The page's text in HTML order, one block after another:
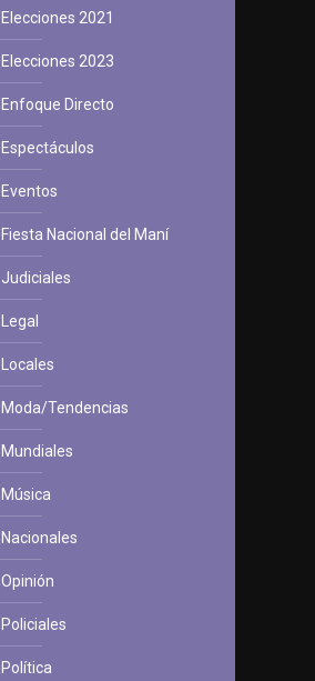
Elecciones 2021
Elecciones 2023
Enfoque Directo
Espectáculos
Eventos
Fiesta Nacional del Maní
Judiciales
Legal
Locales
Moda/Tendencias
Mundiales
Música
Nacionales
Opinión
Policiales
Política